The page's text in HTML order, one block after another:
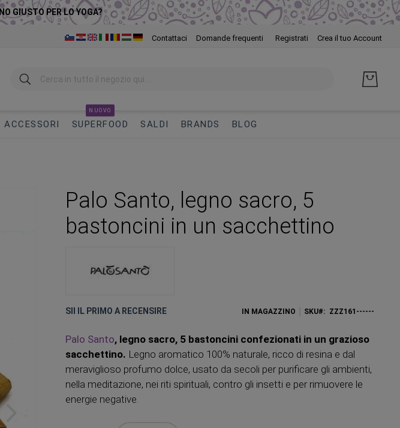
GIUSTO PER LO YOGA?
al
Contattaci Domande frequenti Registrati Crea il tuo Account
Ricerca
ACCESSORI SUPERFOOD
NUOVO
SALDI BRANDS BLOG
Palo Santo, legno sacro, 5
bastoncini in un sacchettino
SII IL PRIMO A RECENSIRE IN MAGAZZINO SKU ZZZ161------
Palo Santo, legno sacro, 5 bastoncini confezionati in un grazioso
sacchettino. Legno aromatico 100% naturale, ricco di resina e dal
meraviglioso profumo dolce, usato da secoli per purificare gli ambienti,
nella meditazione, nei riti spirituali, contro gli insetti e per rimuovere le
energie negative.